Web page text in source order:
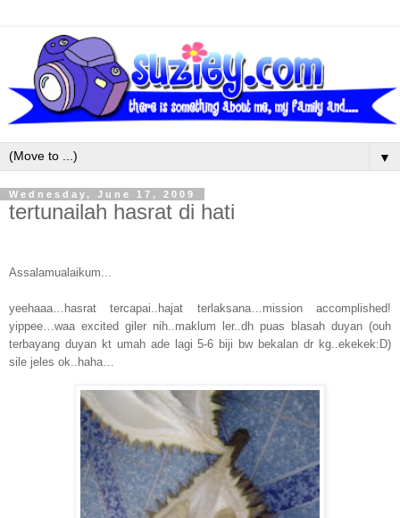
▼
Wednesday, June 17, 2009
tertunailah hasrat di hati
Assalamualaikum...
yeehaaa…hasrat tercapai..hajat terlaksana…mission accomplished!
yippee…waa excited giler nih..maklum ler..dh puas blasah duyan (ouh
terbayang duyan kt umah ade lagi 5-6 biji bw bekalan dr kg..ekekek:D)
sile jeles ok..haha…